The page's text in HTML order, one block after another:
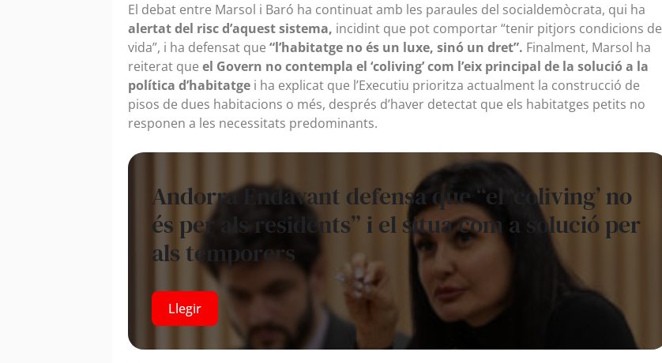
El debat entre Marsol i Baró ha continuat amb les paraules del socialdemòcrata, qui ha
alertat del risc d’aquest sistema, incidint que pot comportar “tenir pitjors condicions de
vida”, i ha defensat que “l’habitatge no és un luxe, sinó un dret”. Finalment, Marsol ha
reiterat que el Govern no contempla el ‘coliving’ com l’eix principal de la solució a la
política d’habitatge i ha explicat que l’Executiu prioritza actualment la construcció de
pisos de dues habitacions o més, després d’haver detectat que els habitatges petits no
responen a les necessitats predominants.
Andorra Endavant defensa que “el ‘coliving’ no
és per als residents” i el situa com a solució per
als temporers
Llegir